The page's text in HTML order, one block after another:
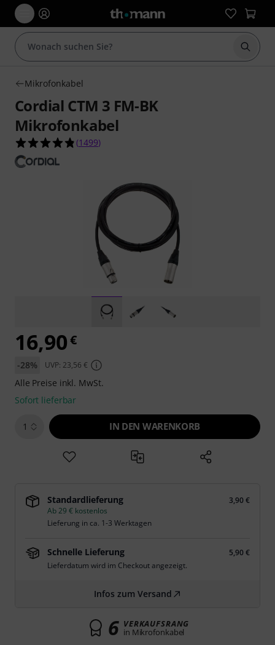
Suche
Mikrofonkabel
Cordial CTM 3 FM-BK
Mikrofonkabel
4.8 von 5 Sternen aus 1499
(1499)
16,90€
-28% UVP: 23,56 €
Alle Preise inkl. MwSt.
Sofort lieferbar
1 IN DEN WARENKORB
Standardlieferung
3,90 €
Ab 29 € kostenlos
Lieferung in ca. 1-3 Werktagen
Schnelle Lieferung
5,90 €
Lieferdatum wird im Checkout angezeigt.
Infos zum Versand
6 VERKAUFSRANG
in Mikrofonkabel